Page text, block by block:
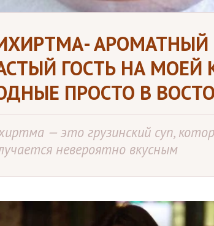
АРОМАТНЫЙ
ГОСТЬ НА МОЕЙ
ПРОСТО В
— это грузинский суп,
невероятно вкусным